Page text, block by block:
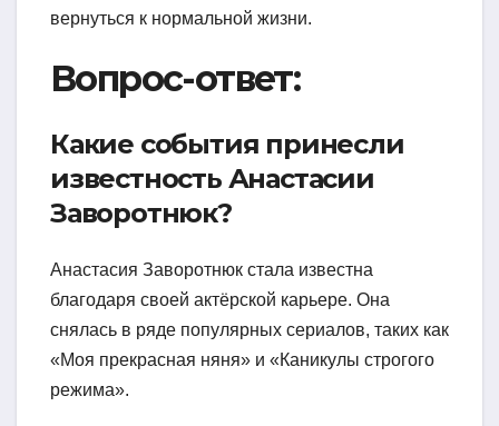
вернуться к нормальной жизни.
Вопрос-ответ:
Какие события принесли
известность Анастасии
Заворотнюк?
Анастасия Заворотнюк стала известна
благодаря своей актёрской карьере. Она
снялась в ряде популярных сериалов, таких как
«Моя прекрасная няня» и «Каникулы строгого
режима».